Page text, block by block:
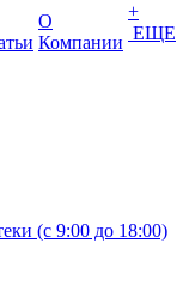
О
Компании
+
ЕЩЕ
(с 9:00 до 18:00)